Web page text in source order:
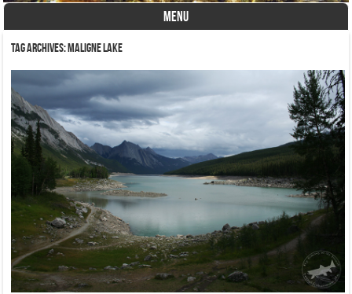
MENU
Skip to content
Tag Archives:Maligne Lake